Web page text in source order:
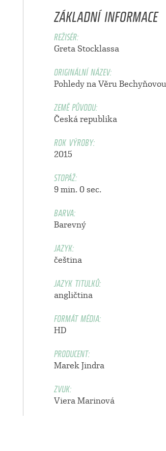
ZÁKLADNÍ INFORMACE
REŽISÉR:
Greta Stocklassa
ORIGINÁLNÍ NÁZEV:
Pohledy na Věru Bechyňovou
ZEMĚ PŮVODU:
Česká republika
ROK VÝROBY:
2015
STOPÁŽ:
9 min. 0 sec.
BARVA:
Barevný
JAZYK:
čeština
JAZYK TITULKŮ:
angličtina
FORMÁT MÉDIA:
HD
PRODUCENT:
Marek Jindra
ZVUK:
Viera Marinová